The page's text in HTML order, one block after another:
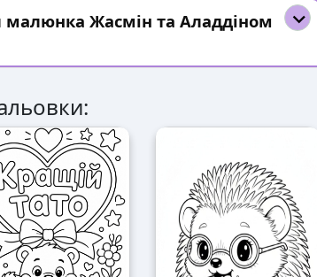
малюнка Жасмін та Аладдіном